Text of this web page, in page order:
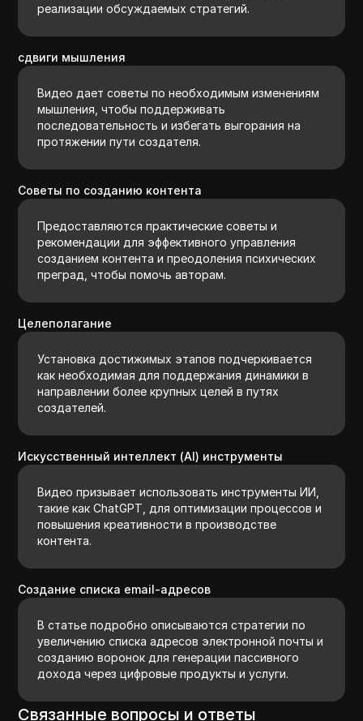
реализации обсуждаемых стратегий.
сдвиги мышления
Видео дает советы по необходимым изменениям
мышления, чтобы поддерживать
последовательность и избегать выгорания на
протяжении пути создателя.
Советы по созданию контента
Предоставляются практические советы и
рекомендации для эффективного управления
созданием контента и преодоления психических
преград, чтобы помочь авторам.
Целеполагание
Установка достижимых этапов подчеркивается
как необходимая для поддержания динамики в
направлении более крупных целей в путях
создателей.
Искусственный интеллект (AI) инструменты
Видео призывает использовать инструменты ИИ,
такие как ChatGPT, для оптимизации процессов и
повышения креативности в производстве
контента.
Создание списка email-адресов
В статье подробно описываются стратегии по
увеличению списка адресов электронной почты и
созданию воронок для генерации пассивного
дохода через цифровые продукты и услуги.
Связанные вопросы и ответы